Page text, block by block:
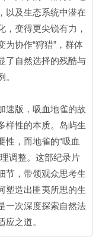
以及生态系统中潜在
，变得更尖锐有力，
协作“狩猎”，群体
了自然选择的残酷与
速版，吸血地雀的故
样性的本质。岛屿生
性，而地雀的“吸血
调整。这部纪录片
节，带领观众思考生
塑造出匪夷所思的生
一次深度探索自然法
之道。